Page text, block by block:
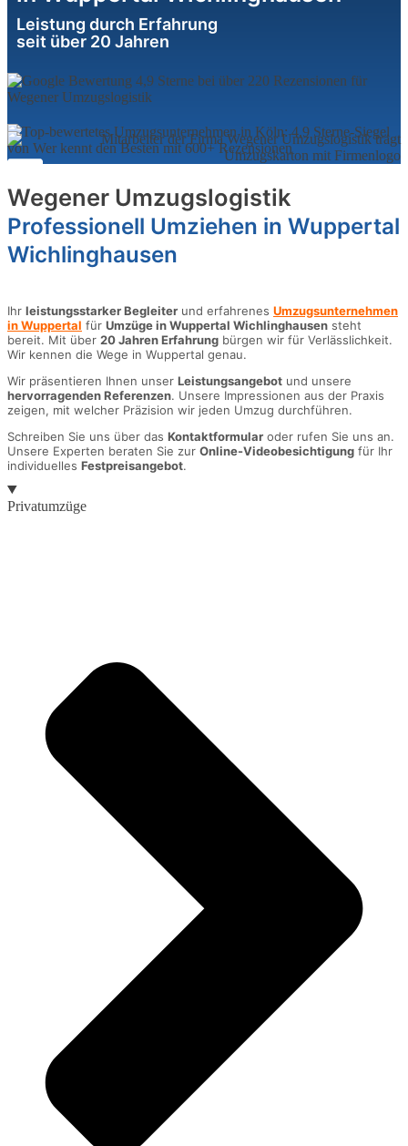
Leistung durch Erfahrung
seit über 20 Jahren
Wegener Umzugslogistik
Professionell Umziehen in Wuppertal
Wichlinghausen
Ihr leistungsstarker Begleiter und erfahrenes Umzugsunternehmen
in Wuppertal für Umzüge in Wuppertal Wichlinghausen steht
bereit. Mit über 20 Jahren Erfahrung bürgen wir für Verlässlichkeit.
Wir kennen die Wege in Wuppertal genau.
Wir präsentieren Ihnen unser Leistungsangebot und unsere
hervorragenden Referenzen. Unsere Impressionen aus der Praxis
zeigen, mit welcher Präzision wir jeden Umzug durchführen.
Schreiben Sie uns über das Kontaktformular oder rufen Sie uns an.
Unsere Experten beraten Sie zur Online-Videobesichtigung für Ihr
individuelles Festpreisangebot.
Privatumzüge